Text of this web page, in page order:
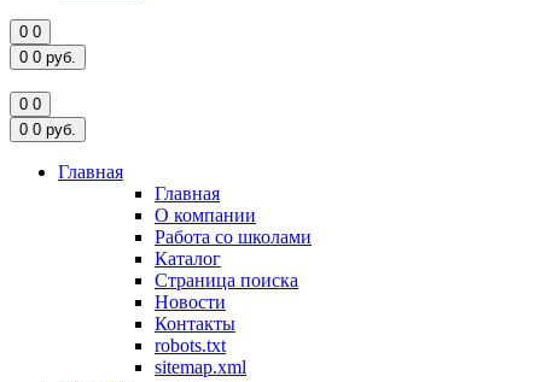
0 0
0 0 руб.
0 0
0 0 руб.
Главная
Главная
О компании
Работа со школами
Каталог
Страница поиска
Новости
Контакты
robots.txt
sitemap.xml